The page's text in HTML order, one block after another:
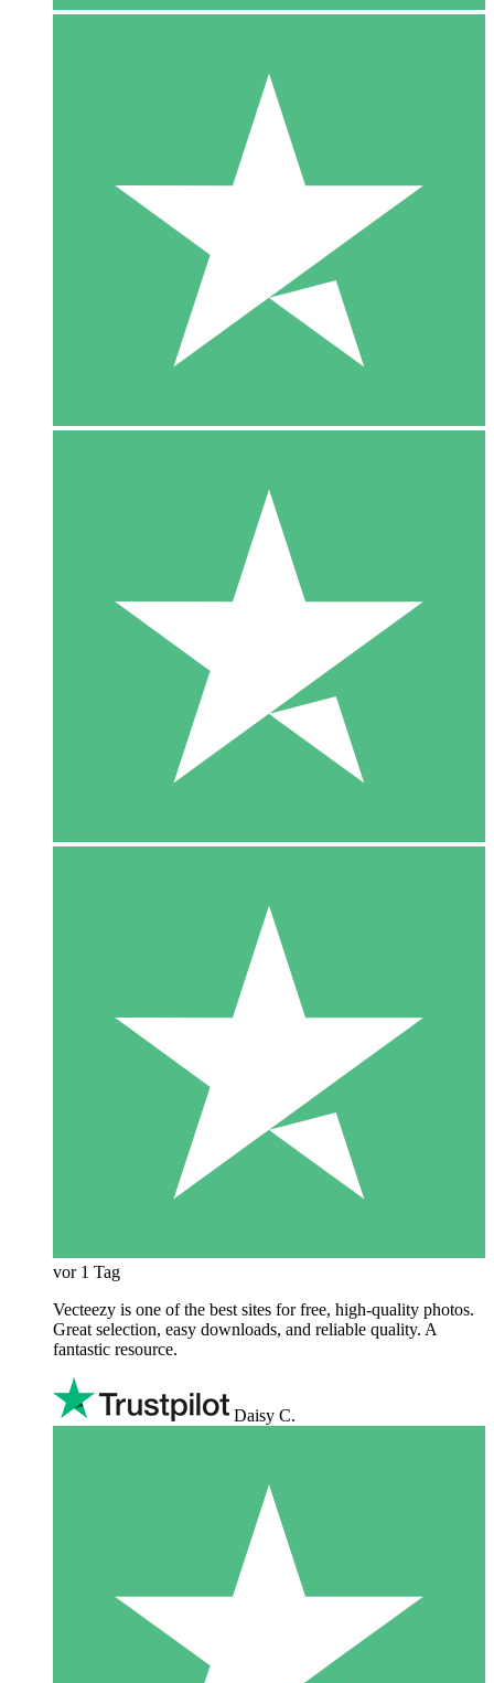
vor 1 Tag
Vecteezy is one of the best sites for free, high‑quality photos.
Great selection, easy downloads, and reliable quality. A
fantastic resource.
Daisy C.